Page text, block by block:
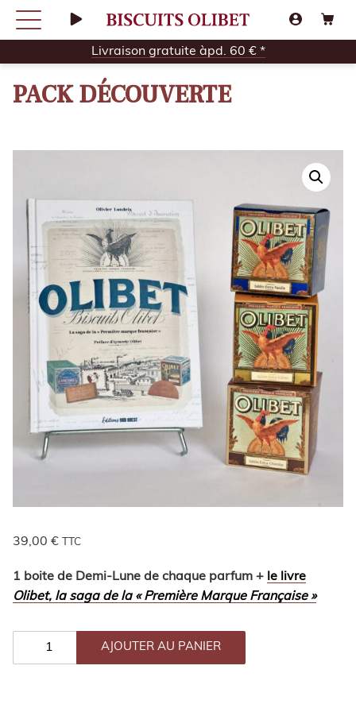
Livraison gratuite àpd. 60 € *
PACK DÉCOUVERTE
39,00 € TTC
1 boite de Demi-Lune de chaque parfum + le livre
Olibet, la saga de la « Première Marque Française »
QUANTITÉ
DÉCOUVERTE
AJOUTER AU PANIER